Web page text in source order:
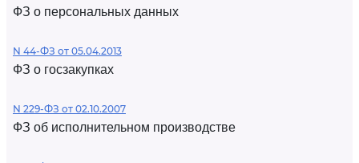
ФЗ о персональных данных
N 44-ФЗ от 05.04.2013
ФЗ о госзакупках
N 229-ФЗ от 02.10.2007
ФЗ об исполнительном производстве